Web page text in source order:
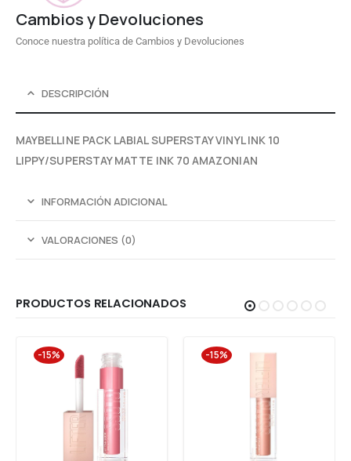
Cambios y Devoluciones
Conoce nuestra política de Cambios y Devoluciones
DESCRIPCIÓN
MAYBELLINE PACK LABIAL SUPERSTAY VINYL INK 10
LIPPY/SUPERSTAY MATTE INK 70 AMAZONIAN
INFORMACIÓN ADICIONAL
VALORACIONES (0)
PRODUCTOS RELACIONADOS
-15% -15%